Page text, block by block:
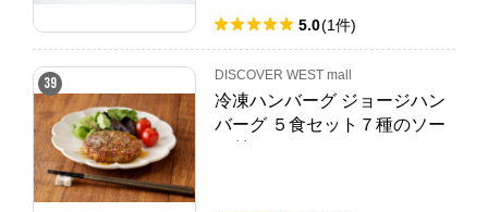
5.0(1件)
39 DISCOVER WEST mall
冷凍ハンバーグ ジョージハン
バーグ ５食セット７種のソー